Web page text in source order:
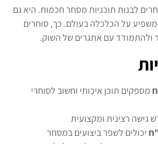
לבנות תוכניות מסחר חכמות. היא גם
על הכלכלה בעולם. כך, סוחרים
ולהתמודד עם אתגרים של השוק.
מספקים תוכן איכותי וחשוב לסוחרי
גישה רצינית ומקצועית
יכולים לשפר ביצועים במסחר